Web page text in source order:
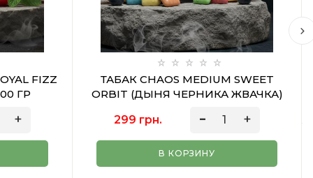
FIZZ
ГР
ТАБАК CHAOS MEDIUM SWEET
ORBIT (ДЫНЯ ЧЕРНИКА ЖВАЧКА)
299 грн.
В КОРЗИНУ